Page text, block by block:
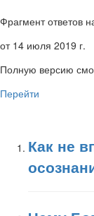
Фрагмент ответов
от 14 июля 2019 г.
Полную версию
Перейти
Как не